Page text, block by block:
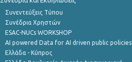
Συνεντεύξεις Τύπου
Συνέδρια Χρηστών
ESAC-NUCs WORKSHOP
AI powered Data for AI driven public policies
Ελλάδα - Κύπρος